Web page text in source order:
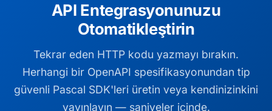
API Entegrasyonunuzu
Otomatikleştirin
Tekrar eden HTTP kodu yazmayı bırakın.
Herhangi bir OpenAPI spesifikasyonundan tip
güvenli Pascal SDK'leri üretin veya kendinizinkini
yayınlayın — saniyeler içinde.